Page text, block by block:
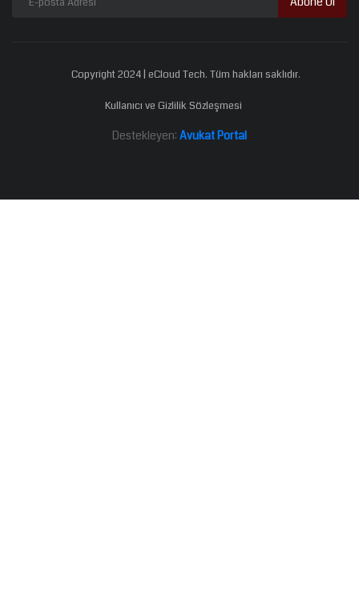
Copyright 2024 | eCloud Tech. Tüm hakları saklıdır.
Kullanıcı ve Gizlilik Sözleşmesi
Destekleyen: Avukat Portal